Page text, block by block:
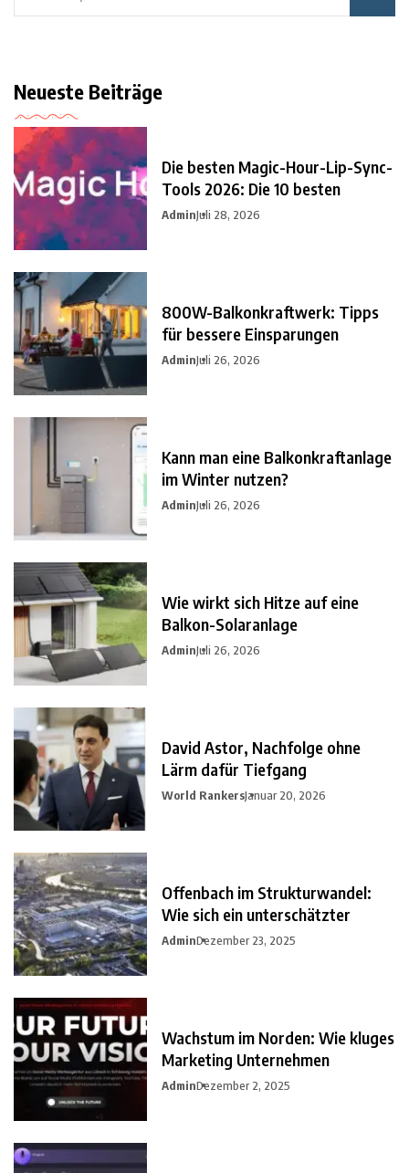
Neueste Beiträge
Die besten Magic-Hour-Lip-Sync-
Tools 2026: Die 10 besten
AdminJuli 28, 2026
800W-Balkonkraftwerk: Tipps
für bessere Einsparungen
AdminJuli 26, 2026
Kann man eine Balkonkraftanlage
im Winter nutzen?
AdminJuli 26, 2026
Wie wirkt sich Hitze auf eine
Balkon-Solaranlage
AdminJuli 26, 2026
David Astor, Nachfolge ohne
Lärm dafür Tiefgang
World RankersJanuar 20, 2026
Offenbach im Strukturwandel:
Wie sich ein unterschätzter
AdminDezember 23, 2025
Wachstum im Norden: Wie kluges
Marketing Unternehmen
AdminDezember 2, 2025